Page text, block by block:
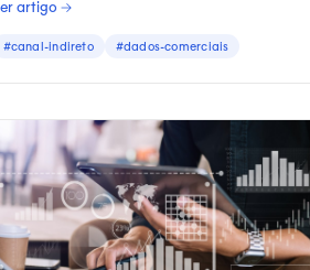
artigo →
#canal-indireto #dados-comerciais